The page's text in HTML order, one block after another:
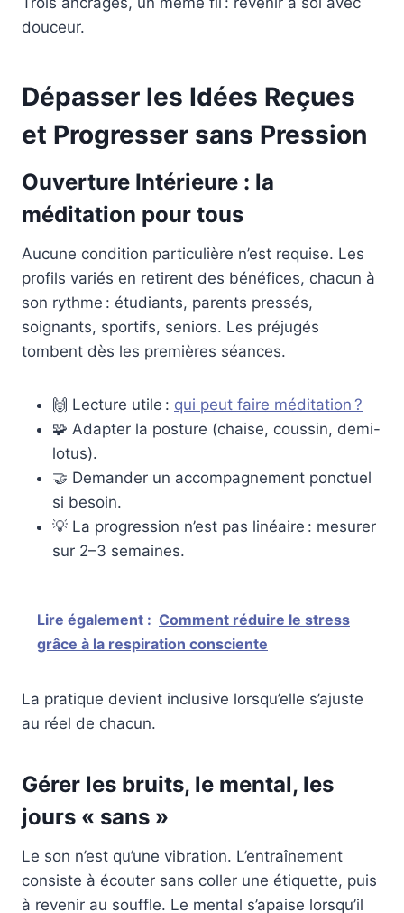
douceur.
Dépasser les Idées Reçues
et Progresser sans Pression
Ouverture Intérieure : la
méditation pour tous
Aucune condition particulière n’est requise. Les
profils variés en retirent des bénéfices, chacun à
son rythme : étudiants, parents pressés,
soignants, sportifs, seniors. Les préjugés
tombent dès les premières séances.
🙌 Lecture utile : qui peut faire méditation ?
🧩 Adapter la posture (chaise, coussin, demi-
lotus).
🤝 Demander un accompagnement ponctuel
si besoin.
💡 La progression n’est pas linéaire : mesurer
sur 2–3 semaines.
Lire également : Comment réduire le stress
grâce à la respiration consciente
La pratique devient inclusive lorsqu’elle s’ajuste
au réel de chacun.
Gérer les bruits, le mental, les
jours « sans »
Le son n’est qu’une vibration. L’entraînement
consiste à écouter sans coller une étiquette, puis
à revenir au souffle. Le mental s’apaise lorsqu’il